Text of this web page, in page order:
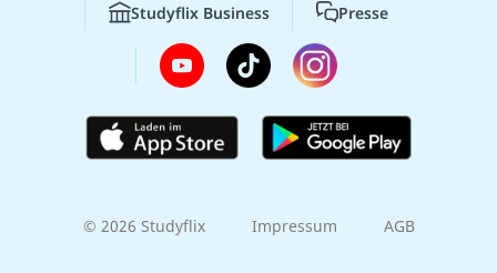
Studyflix Business Presse
© 2026 Studyflix Impressum AGB